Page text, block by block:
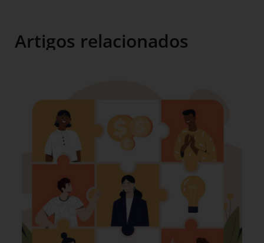
Artigos relacionados